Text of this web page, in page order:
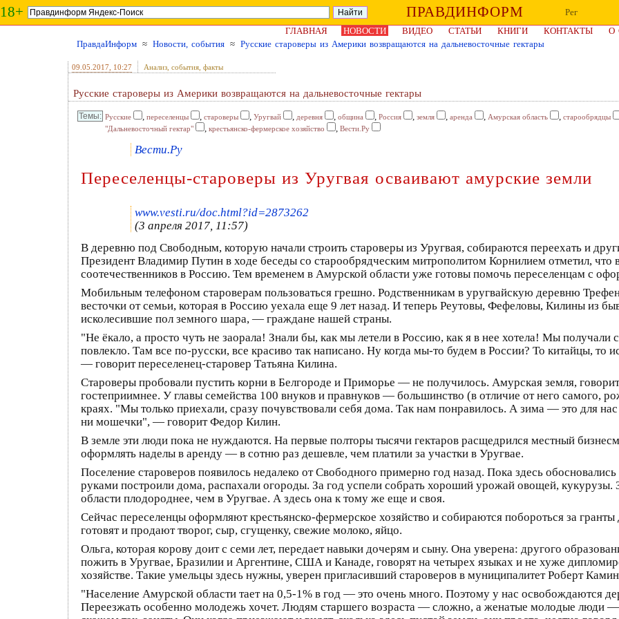
18+ ПРАВДИНФОРМ
Рег
ГЛАВНАЯ
НОВОСТИ ВИДЕО СТАТЬИ КНИГИ КОНТАКТЫ
О
ПравдаИнформ ≈ Новости, события ≈ Русские староверы из Америки возвращаются на дальневосточные гектары
09.05.2017 , 10:27 Анализ, события, факты
Русские староверы из Америки возвращаются на дальневосточные гектары
Русские , переселенцы , староверы , Уругвай , деревня , община , Россия , земля , аренда , Амурская область , старообрядцы
"Дальневосточный гектар"
, крестьянско-фермерское хозяйство , Вести.Ру
Вести.Ру
Переселенцы-староверы из Уругвая осваивают амурские земли
www.vesti.ru/doc.html?id=2873262
(3 апреля 2017, 11:57)
В деревню под Свободным, которую начали строить староверы из Уругвая, собираются переехать и
Президент Владимир Путин в ходе беседы со старообрядческим митрополитом Корнилием отметил, что
соотечественников в Россию. Тем временем в Амурской области уже готовы помочь переселенцам с
Мобильным телефоном староверам пользоваться грешно. Родственникам в уругвайскую деревню
весточки от семьи, которая в Россию уехала еще 9 лет назад. И теперь Реутовы, Фефеловы, Килины из
исколесившие пол земного шара, — граждане нашей страны.
"Не ёкало, а просто чуть не заорала! Знали бы, как мы летели в Россию, как я в нее хотела! Мы получали
повлекло. Там все по-русски, все красиво так написано. Ну когда мы-то будем в России? То китайцы, то
— говорит переселенец-старовер Татьяна Килина.
Староверы пробовали пустить корни в Белгороде и Приморье — не получилось. Амурская земля,
гостеприимнее. У главы семейства 100 внуков и правнуков — большинство (в отличие от него самого,
краях. "Мы только приехали, сразу почувствовали себя дома. Так нам понравилось. А зима — это для
ни мошечки", — говорит Федор Килин.
В земле эти люди пока не нуждаются. На первые полторы тысячи гектаров расщедрился местный
оформлять наделы в аренду — в сотню раз дешевле, чем платили за участки в Уругвае.
Поселение староверов появилось недалеко от Свободного примерно год назад. Пока здесь
руками построили дома, распахали огороды. За год успели собрать хороший урожай овощей, кукурузы.
области плодороднее, чем в Уругвае. А здесь она к тому же еще и своя.
Сейчас переселенцы оформляют крестьянско-фермерское хозяйство и собираются побороться за
готовят и продают творог, сыр, сгущенку, свежие молоко, яйцо.
Ольга, которая корову доит с семи лет, передает навыки дочерям и сыну. Она уверена: другого
пожить в Уругвае, Бразилии и Аргентине, США и Канаде, говорят на четырех языках и не хуже
хозяйстве. Такие умельцы здесь нужны, уверен пригласивший староверов в муниципалитет Роберт
"Население Амурской области тает на 0,5-1% в год — это очень много. Поэтому у нас освобождаются
Переезжать особенно молодежь хочет. Людям старшего возраста — сложно, а женатые молодые люди —